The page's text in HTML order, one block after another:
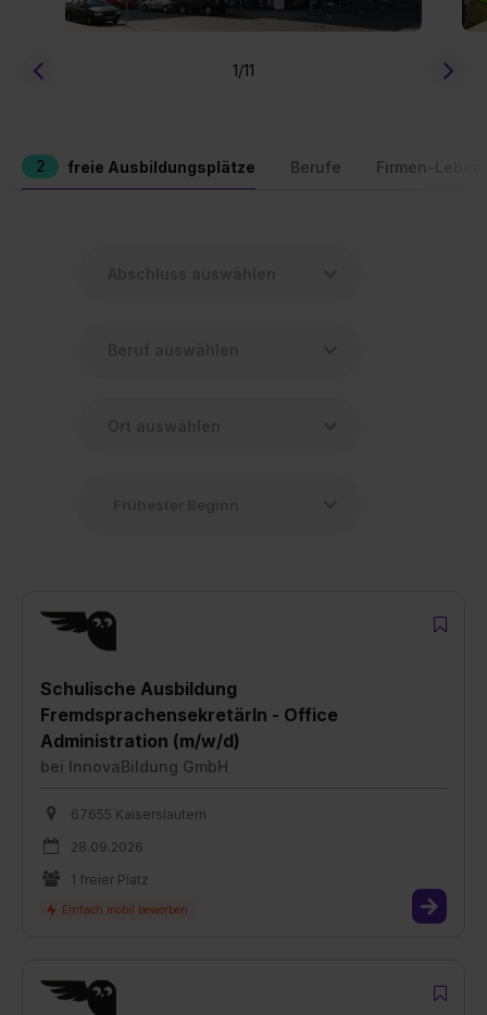
1/11
2 freie Ausbildungsplätze Berufe Firmen-
Schulische Ausbildung
FremdsprachensekretärIn - Office
Administration (m/w/d)
bei InnovaBildung GmbH
67655 Kaiserslautern
28.09.2026
1 freier Platz